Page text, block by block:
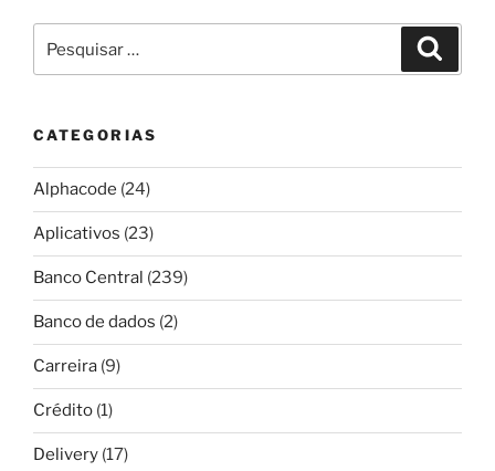
por:
CATEGORIAS
Alphacode (24)
Aplicativos (23)
Banco Central (239)
Banco de dados (2)
Carreira (9)
Crédito (1)
Delivery (17)